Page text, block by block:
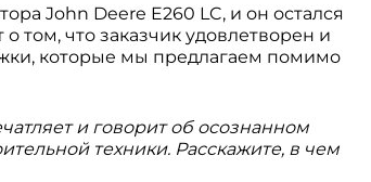
John Deere E260 LC, и он остался
том, что заказчик удовлетворен и
которые мы предлагаем помимо
и говорит об осознанном
техники. Расскажите, в чем